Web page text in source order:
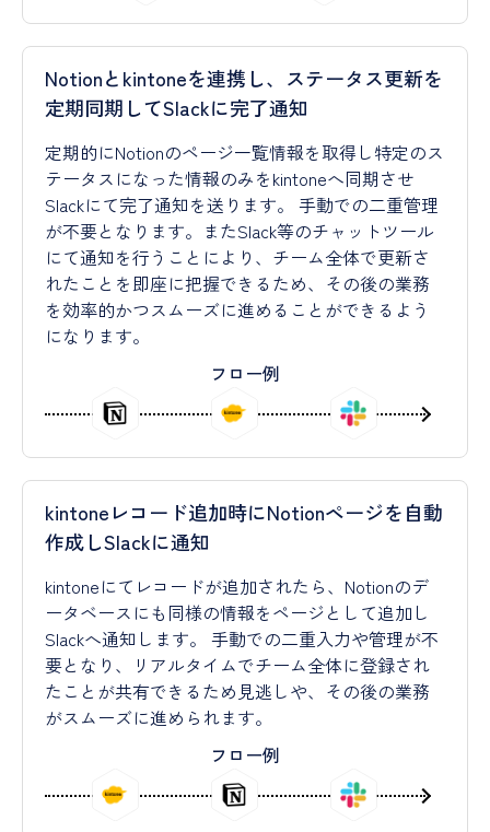
Notionとkintoneを連携し、ステータス更新を
定期同期してSlackに完了通知
定期的にNotionのページ一覧情報を取得し特定のス
テータスになった情報のみをkintoneへ同期させ
Slackにて完了通知を送ります。 手動での二重管理
が不要となります。またSlack等のチャットツール
にて通知を行うことにより、チーム全体で更新さ
れたことを即座に把握できるため、その後の業務
を効率的かつスムーズに進めることができるよう
になります。
フロー例
kintoneレコード追加時にNotionページを自動
作成しSlackに通知
kintoneにてレコードが追加されたら、Notionのデ
ータベースにも同様の情報をページとして追加し
Slackへ通知します。 手動での二重入力や管理が不
要となり、リアルタイムでチーム全体に登録され
たことが共有できるため見逃しや、その後の業務
がスムーズに進められます。
フロー例